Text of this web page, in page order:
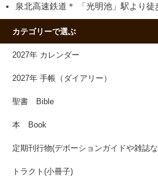
泉北高速鉄道＊ 「光明池」駅より徒
カテゴリーで選ぶ
2027年 カレンダー
2027年 手帳（ダイアリー）
聖書 Bible
本 Book
定期刊行物(デボーションガイドや雑誌
トラクト(小冊子)